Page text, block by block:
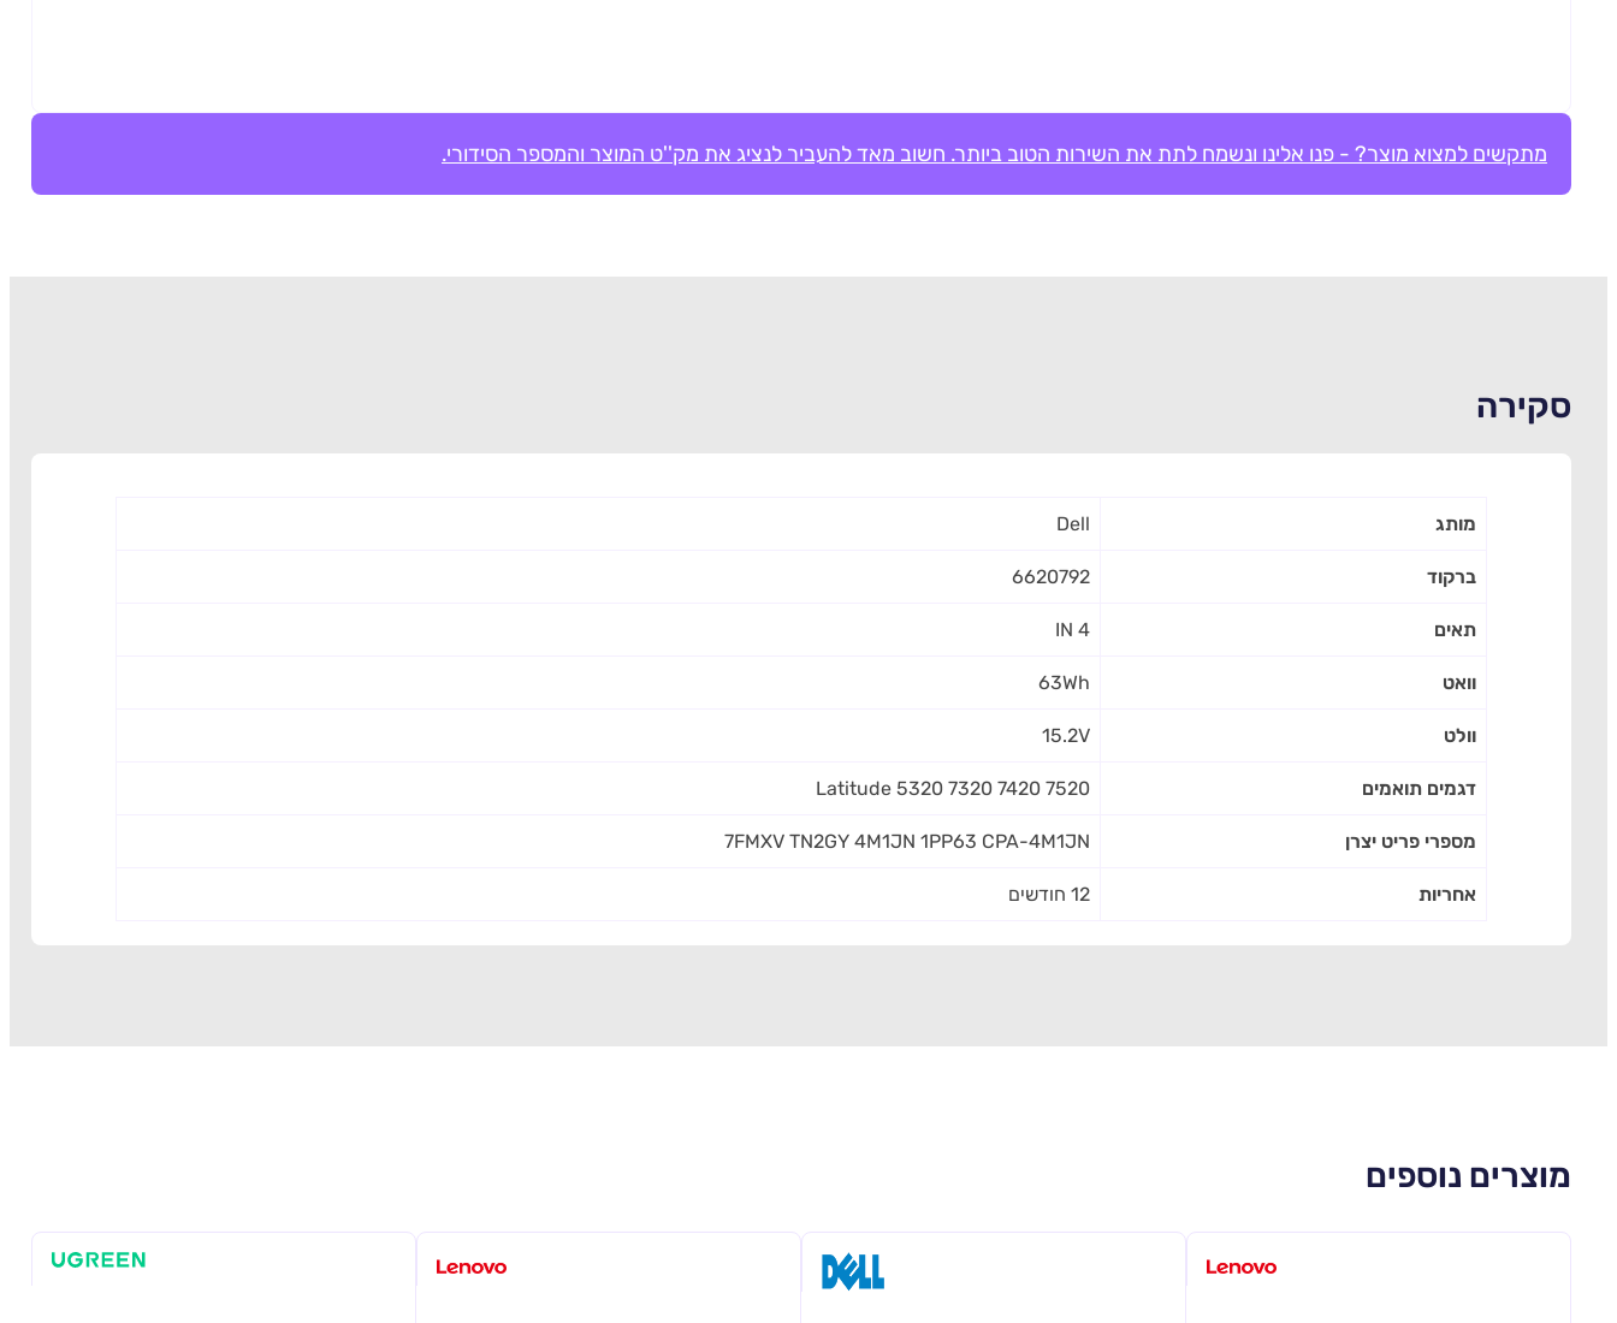
מתקשים למצוא מוצר? - פנו אלינו ונשמח לתת את השירות הטוב ביותר. חשוב מאד להעביר לנציג את מק''ט המוצר והמספר הסידורי.
סקירה
מותג Dell
ברקוד 6620792
תאים 4 IN
וואט 63Wh
וולט 15.2V
דגמים תואמים Latitude 5320 7320 7420 7520
מספרי פריט יצרן 7FMXV TN2GY 4M1JN 1PP63 CPA-4M1JN
אחריות 12 חודשים
מוצרים נוספים